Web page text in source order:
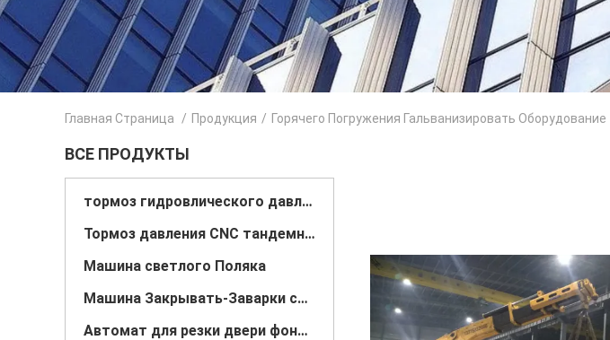
Главная Страница / Продукция / Горячего Погружения Гальванизировать Оборудование
ВСЕ ПРОДУКТЫ
тормоз гидровлического давления cnc
Тормоз давления CNC тандемный
Машина светлого Поляка
Машина Закрывать-Заварки светлого Поляка
Автомат для резки двери фонарного столба